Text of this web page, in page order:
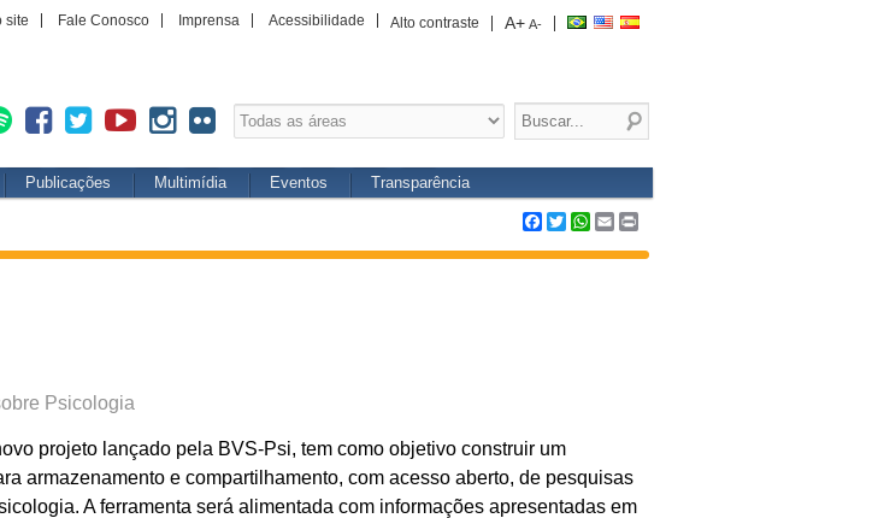
A+ A-
Alto contraste
site Fale Conosco Imprensa Acessibilidade
Publicações Multimídia Eventos Transparência
Facebook
TwitterWhatsApp
Email
Psicologia
projeto lançado pela BVS-Psi, tem como objetivo construir um
armazenamento e compartilhamento, com acesso aberto, de pesquisas
A ferramenta será alimentada com informações apresentadas em